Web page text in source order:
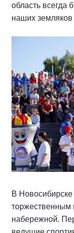
область всегда
наших
В Новосибирске
торжественным
набережной.